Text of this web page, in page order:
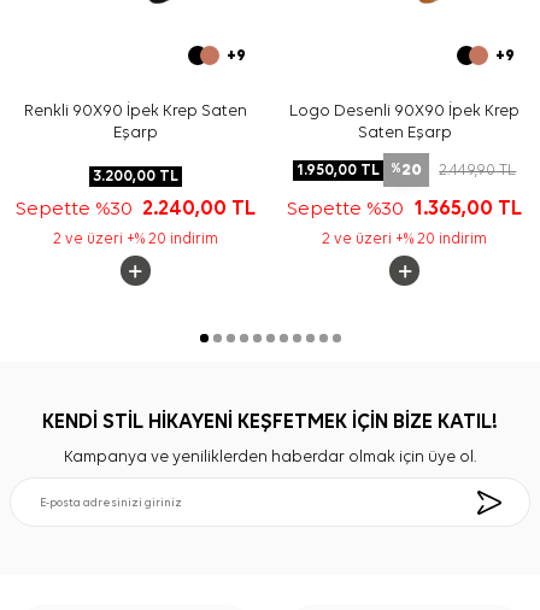
+9
Renkli 90X90 İpek Krep Saten
Eşarp
3.200,00TL
Sepette %30 2.240,00 TL
2 ve üzeri +% 20 indirim
+9
Logo Desenli 90X90 İpek Krep
Saten Eşarp
1.950,00 TL %20 2.449,90TL
Sepette %30 1.365,00 TL
2 ve üzeri +% 20 indirim
KENDİ STİL HİKAYENİ KEŞFETMEK İÇİN BİZE KATIL!
Kampanya ve yeniliklerden haberdar olmak için üye ol.